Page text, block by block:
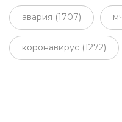
авария (1707)
коронавирус (1272)